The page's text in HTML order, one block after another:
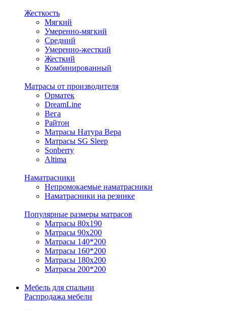
Жесткость
Мягкий
Умеренно-мягкий
Средний
Умеренно-жесткий
Жесткий
Комбинированный
Матрасы от производителя
Орматек
DreamLine
Вега
Райтон
Матрасы Натура Вера
Матрасы SG Sleep
Sonberry
Altima
Наматрасники
Непромокаемые наматрасники
Наматрасники на резинке
Популярные размеры матрасов
Матрасы 80x190
Матрасы 90x200
Матрасы 140*200
Матрасы 160*200
Матрасы 180x200
Матрасы 200*200
Мебель для спальни
Распродажа мебели